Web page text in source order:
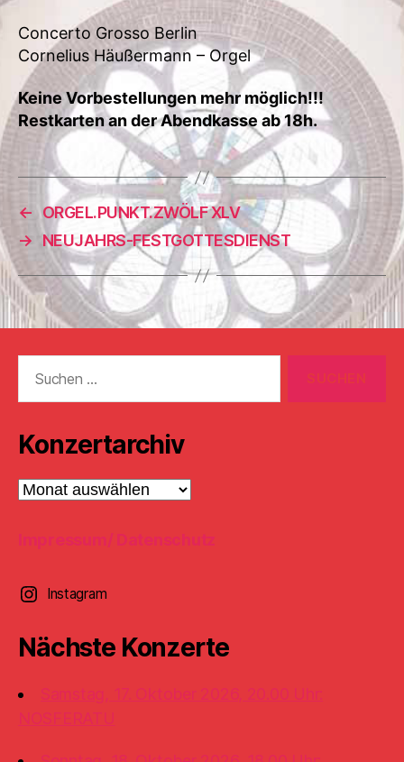
Concerto Grosso Berlin
Cornelius Häußermann – Orgel
Keine Vorbestellungen mehr möglich!!!
Restkarten an der Abendkasse ab 18h.
←
ORGEL.PUNKT.ZWÖLF XLV
→
NEUJAHRS-FESTGOTTESDIENST
nach:
Konzertarchiv
Konzertarchiv
Impressum/ Datenschutz
Instagram
Nächste Konzerte
Samstag, 17. Oktober 2026, 20.00 Uhr:
NOSFERATU